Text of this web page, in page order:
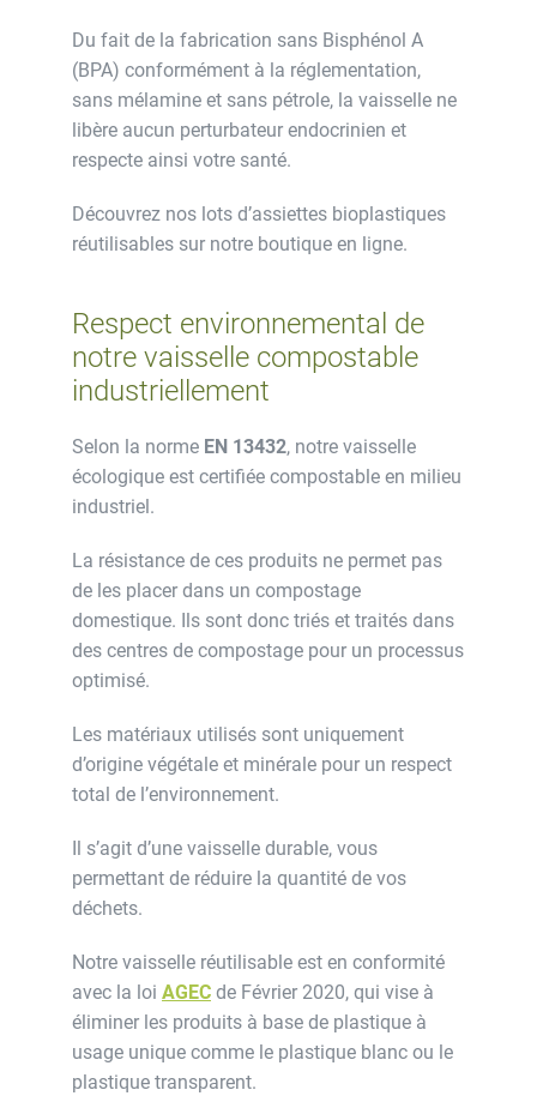
Du fait de la fabrication sans Bisphénol A
(BPA) conformément à la réglementation,
sans mélamine et sans pétrole, la vaisselle ne
libère aucun perturbateur endocrinien et
respecte ainsi votre santé.
Découvrez nos lots d’assiettes bioplastiques
réutilisables sur notre boutique en ligne.
Respect environnemental de
notre vaisselle compostable
industriellement
Selon la norme EN 13432, notre vaisselle
écologique est certifiée compostable en milieu
industriel.
La résistance de ces produits ne permet pas
de les placer dans un compostage
domestique. Ils sont donc triés et traités dans
des centres de compostage pour un processus
optimisé.
Les matériaux utilisés sont uniquement
d’origine végétale et minérale pour un respect
total de l’environnement.
Il s’agit d’une vaisselle durable, vous
permettant de réduire la quantité de vos
déchets.
Notre vaisselle réutilisable est en conformité
avec la loi AGEC de Février 2020, qui vise à
éliminer les produits à base de plastique à
usage unique comme le plastique blanc ou le
plastique transparent.